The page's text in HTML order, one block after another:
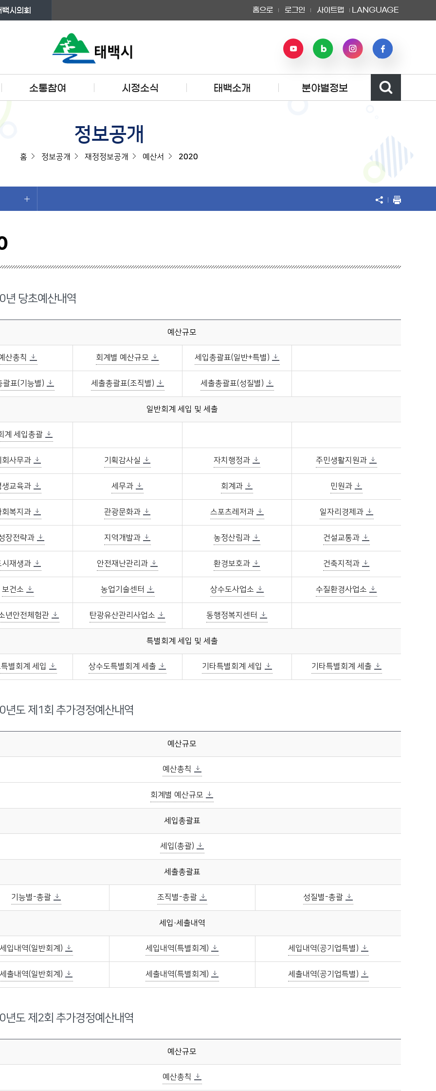
백시의회 홈으로 로그인 사이트맵 LANGUAGE
소통참여 시정소식 태백소개 분야별정보
정보공개
홈 정보공개 재정정보공개 예산서 2020
년 당초예산내역
예산규모
산총칙 회계별 예산규모 세입총괄표(일반+특별)
괄표(기능별) 세출총괄표(조직별) 세출총괄표(성질별)
일반회계 세입 및 세출
계 세입총괄
회사무과 기획감사실 자치행정과 주민생활지원과
생교육과 세무과 회계과 민원과
회복지과 관광문화과 스포츠레저과 일자리경제과
장전략과 지역개발과 농정산림과 건설교통과
시재생과 안전재난관리과 환경보호과 건축지적과
보건소 농업기술센터 상수도사업소 수질환경사업소
년안전체험관 탄광유산관리사업소 동행정복지센터
특별회계 세입 및 세출
별회계 세입 상수도특별회계 세출 기타특별회계 세입 기타특별회계 세출
년도 제1회 추가경정예산내역
예산규모
예산총칙
회계별 예산규모
세입총괄표
세입(총괄)
세출총괄표
기능별-총괄 조직별-총괄 성질별-총괄
세입·세출내역
입내역(일반회계) 세입내역(특별회계) 세입내역(공기업특별)
출내역(일반회계) 세출내역(특별회계) 세출내역(공기업특별)
년도 제2회 추가경정예산내역
예산규모
예산총칙